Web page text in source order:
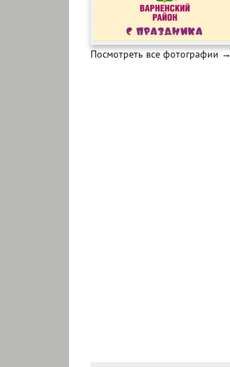
Посмотреть все фотографии →